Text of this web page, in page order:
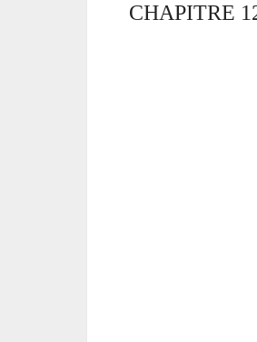
CHAPITRE